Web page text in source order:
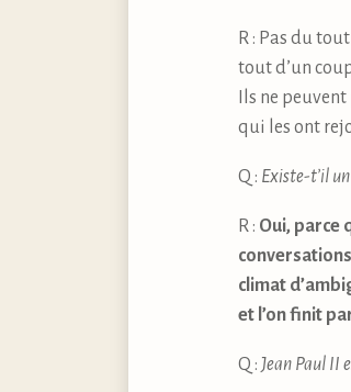
R : Pas du
tout d’un
Ils ne
qui les ont
Q : Existe-t’il
R : Oui, parce
climat
et l’on finit
Q : Jean Paul II